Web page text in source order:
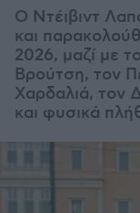
Ο Ντέιβιντ
και
2026, μαζί με
Βρούτση, τον
Χαρδαλιά, τον
και φυσικά